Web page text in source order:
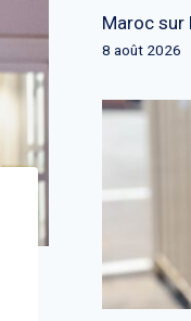
Maroc sur
8 août 2026